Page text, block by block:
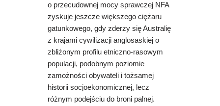
o przecudownej mocy sprawczej NFA
zyskuje jeszcze większego ciężaru
gatunkowego, gdy zderzy się Australię
z krajami cywilizacji anglosaskiej o
zbliżonym profilu etniczno-rasowym
populacji, podobnym poziomie
zamożności obywateli i tożsamej
historii socjoekonomicznej, lecz
różnym podejściu do broni palnej.